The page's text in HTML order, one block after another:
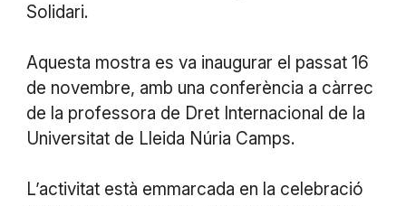
Solidari.
Aquesta mostra es va inaugurar el passat 16
de novembre, amb una conferència a càrrec
de la professora de Dret Internacional de la
Universitat de Lleida Núria Camps.
L’activitat està emmarcada en la celebració